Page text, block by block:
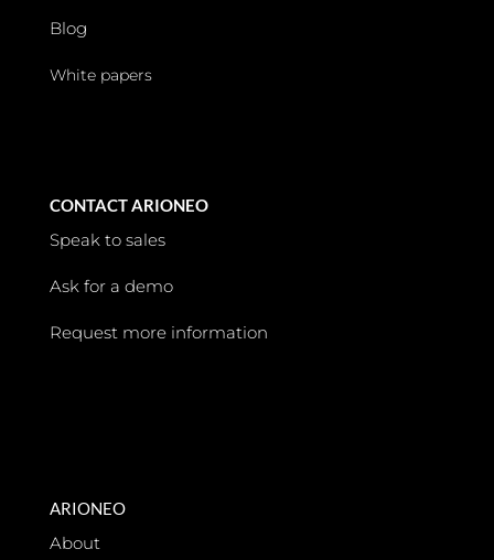
Blog
White papers
CONTACT ARIONEO
Speak to sales
Ask for a demo
Request more information
ARIONEO
About